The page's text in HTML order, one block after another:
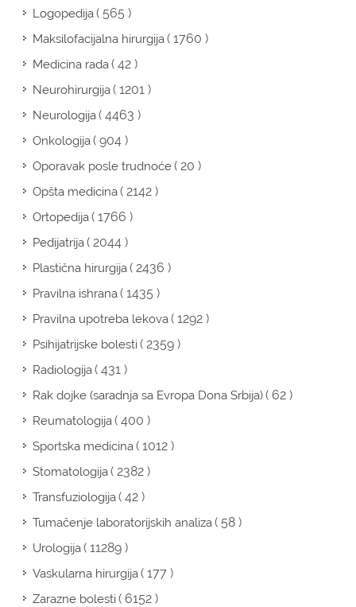
Logopedija( 565 )
Maksilofacijalna hirurgija( 1760 )
Medicina rada( 42 )
Neurohirurgija( 1201 )
Neurologija( 4463 )
Onkologija( 904 )
Oporavak posle trudnoće( 20 )
Opšta medicina( 2142 )
Ortopedija( 1766 )
Pedijatrija( 2044 )
Plastična hirurgija( 2436 )
Pravilna ishrana( 1435 )
Pravilna upotreba lekova( 1292 )
Psihijatrijske bolesti( 2359 )
Radiologija( 431 )
Rak dojke (saradnja sa Evropa Dona Srbija)( 62 )
Reumatologija( 400 )
Sportska medicina( 1012 )
Stomatologija( 2382 )
Transfuziologija( 42 )
Tumačenje laboratorijskih analiza( 58 )
Urologija( 11289 )
Vaskularna hirurgija( 177 )
Zarazne bolesti( 6152 )